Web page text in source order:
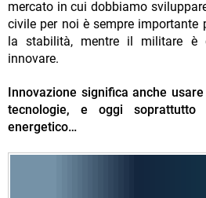
mercato in cui dobbiamo
civile per noi è sempre importante
la stabilità, mentre il militare
innovare.
Innovazione significa anche
tecnologie, e oggi
energetico…